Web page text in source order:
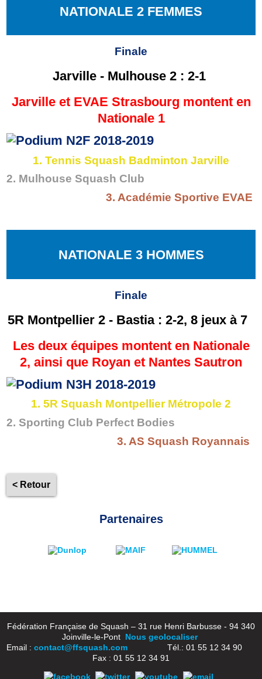
NATIONALE 2 FEMMES
Finale
Jarville - Mulhouse 2 : 2-1
Jarville et EVAE Strasbourg montent en
Nationale 1
1. Tennis Squash Badminton Jarville
2. Mulhouse Squash Club
3. Académie Sportive EVAE
NATIONALE 3 HOMMES
Finale
5R Montpellier 2 - Bastia : 2-2, 8 jeux à 7
Les deux équipes montent en Nationale
2, ainsi que Royan et Nantes Sautron
1. 5R Squash Montpellier Métropole 2
2. Sporting Club Perfect Bodies
3. AS Squash Royannais
< Retour
Partenaires
Fédération Française de Squash – 31 rue Henri Barbusse - 94 340
Joinville-le-Pont Nous geolocaliser
Email : contact@ffsquash.comTél.: 01 55 12 34 90
Fax : 01 55 12 34 91